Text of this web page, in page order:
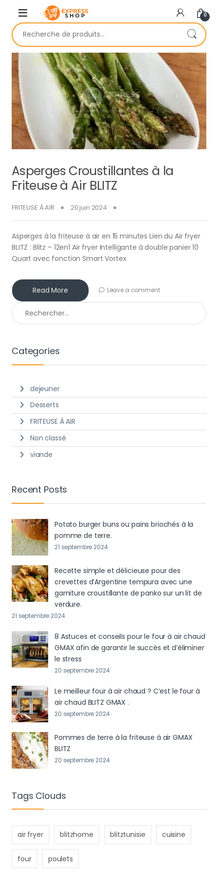
Skip to navigation
Skip to content
0
Recherche pour :
Asperges Croustillantes à la
Friteuse à Air BLITZ
FRITEUSE À AIR 20 juin 2024
Asperges à la friteuse à air en 15 minutes Lien du Air fryer
BLITZ : Blitz – 12en1 Air fryer Intelligante à double panier 10
Quart avec fonction Smart Vortex
Read More Leave a comment
Rechercher :
Categories
dejeuner
Desserts
FRITEUSE À AIR
Non classé
viande
Recent Posts
Potato burger buns ou pains briochés à la
pomme de terre.
21 septembre 2024
Recette simple et délicieuse pour des
crevettes d’Argentine tempura avec une
garniture croustillante de panko sur un lit de
verdure.
21 septembre 2024
8 Astuces et conseils pour le four à air chaud
GMAX afin de garantir le succès et d’éliminer
le stress
20 septembre 2024
Le meilleur four à air chaud ? C’est le four à
air chaud BLITZ GMAX .
20 septembre 2024
Pommes de terre à la friteuse à air GMAX
BLITZ
20 septembre 2024
Tags Clouds
air fryer blitzhome blitztunisie cuisine
four poulets